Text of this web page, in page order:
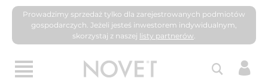
Prowadzimy sprzedaż tylko dla zarejestrowanych podmiotów
gospodarczych. Jeżeli jesteś inwestorem indywidualnym,
skorzystaj z naszej listy partnerów.